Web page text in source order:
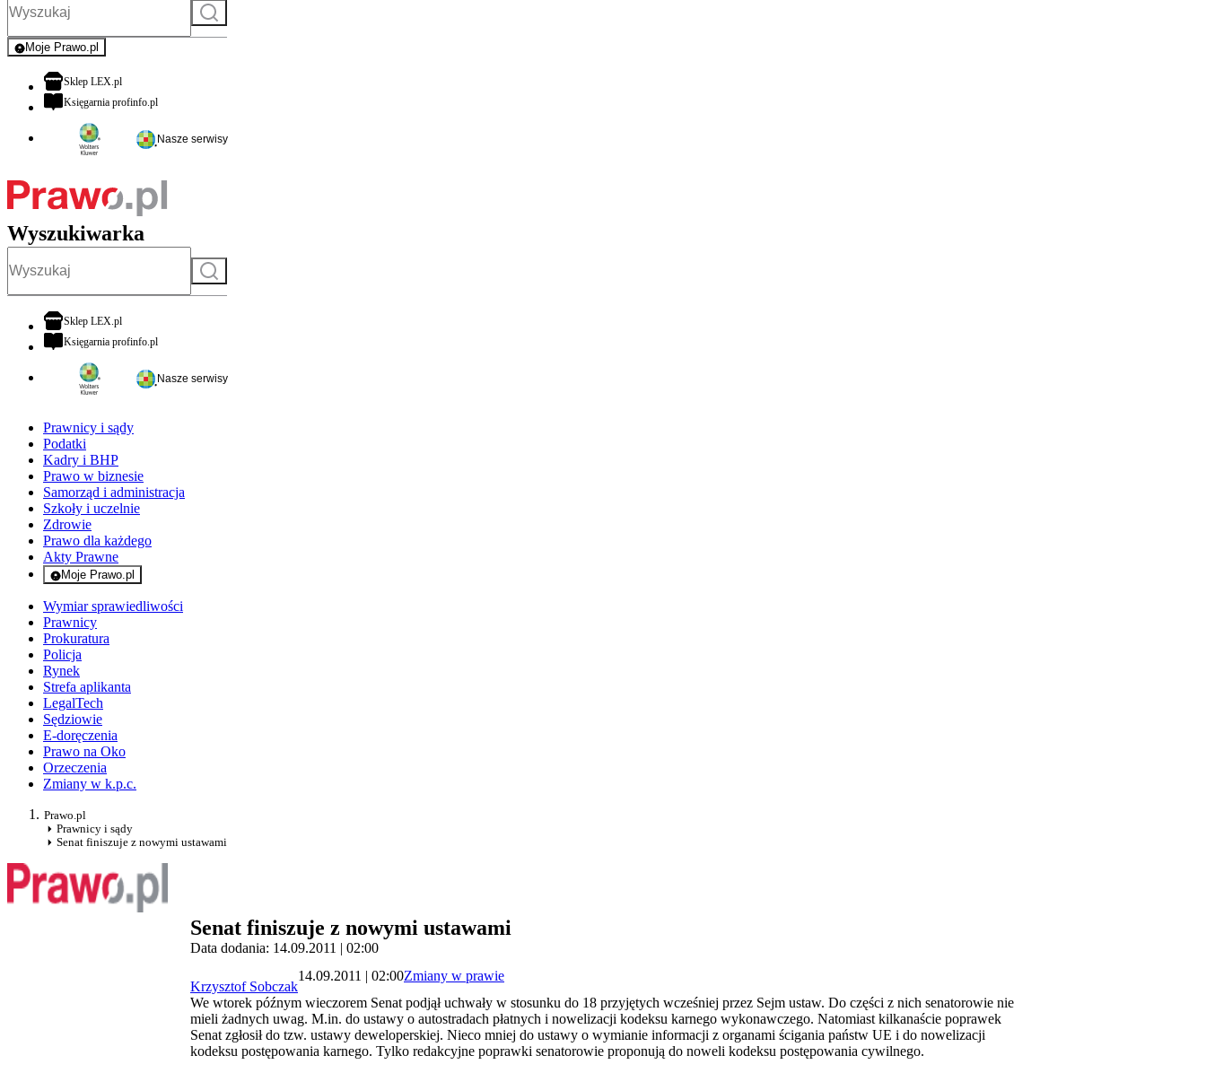
Szukaj
Moje Prawo.pl
- rejestracja i logowanie do serwisu
Sklep LEX.plotwiera się w nowej karcie
Księgarnia profinfo.plotwiera się w nowej karcie
Nasze serwisy
Wyszukiwarka
Szukaj
Sklep LEX.plotwiera się w nowej karcie
Księgarnia profinfo.plotwiera się w nowej karcie
Nasze serwisy
Prawnicy i sądy
Podatki
Kadry i BHP
Prawo w biznesie
Samorząd i administracja
Szkoły i uczelnie
Zdrowie
Prawo dla każdego
Akty Prawne
Moje Prawo.pl
- rejestracja i logowanie do serwisu
Wymiar sprawiedliwości
Prawnicy
Prokuratura
Policja
Rynek
Strefa aplikanta
LegalTech
Sędziowie
E-doręczenia
Prawo na Oko
Orzeczenia
Zmiany w k.p.c.
Prawo.pl
Prawnicy i sądy
Senat finiszuje z nowymi ustawami
Senat finiszuje z nowymi ustawami
Data dodania: 14.09.2011 | 02:00
Krzysztof Sobczak
14.09.2011 | 02:00Zmiany w prawie
We wtorek późnym wieczorem Senat podjął uchwały w stosunku do 18 przyjętych wcześniej przez Sejm ustaw. Do części z nich senatorowie nie
mieli żadnych uwag. M.in. do ustawy o autostradach płatnych i nowelizacji kodeksu karnego wykonawczego. Natomiast kilkanaście poprawek
Senat zgłosił do tzw. ustawy deweloperskiej. Nieco mniej do ustawy o wymianie informacji z organami ścigania państw UE i do nowelizacji
kodeksu postępowania karnego. Tylko redakcyjne poprawki senatorowie proponują do noweli kodeksu postępowania cywilnego.